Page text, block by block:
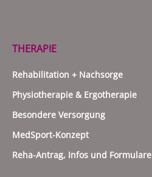
THERAPIE
Rehabilitation + Nachsorge
Physiotherapie & Ergotherapie
Besondere Versorgung
MedSport-Konzept
Reha-Antrag, Infos und Formulare